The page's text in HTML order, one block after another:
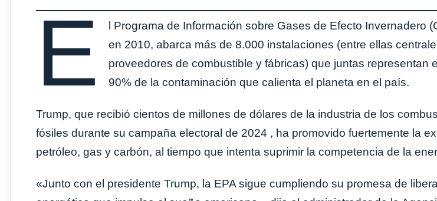
E
l Programa de Información sobre Gases de Efecto Invernadero
en 2010, abarca más de 8.000 instalaciones (entre ellas
proveedores de combustible y fábricas) que juntas representan
90% de la contaminación que calienta el planeta en el país.
Trump, que recibió cientos de millones de dólares de la industria de los
fósiles durante su campaña electoral de 2024 , ha promovido fuertemente la
petróleo, gas y carbón, al tiempo que intenta suprimir la competencia de la
«Junto con el presidente Trump, la EPA sigue cumpliendo su promesa de